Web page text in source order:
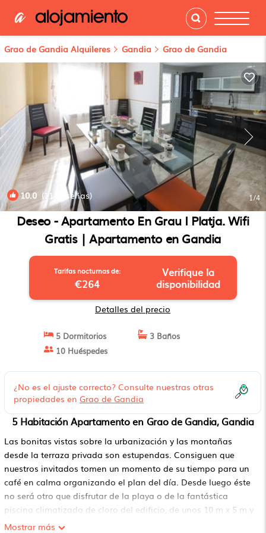
Grao de Gandia Alquileres Gandia Grao de Gandia
10.0 (11 Reseñas) 1/4
Deseo - Apartamento En Grau I Platja. Wifi
Gratis | Apartamento en Gandia
Tarifas nocturnas de:
€264
Verifique la
disponibilidad
Detalles del precio
5 Dormitorios
3 Baños
10 Huéspedes
¿No es el ajuste correcto? Consulte nuestras otras
propiedades en Grao de Gandia
5 Habitación Apartamento en Grao de Gandia, Gandia
Las bonitas vistas sobre la urbanización y las montañas
desde la terraza privada son estupendas. Consiguen que
nuestros invitados tomen un momento de su tiempo para un
café en calma organizando el plan del día. Desde luego éste
no será otro que disfrutar de la playa o de la fantástica
piscina climatizada de cloro del edificio, de unos 10 m x 5 m y
un fondo de entre 1 m y 1.70 m, que además cuenta con un
Mostrar más